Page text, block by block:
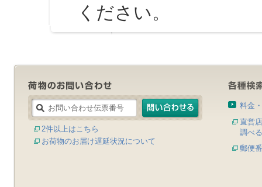
ください。
2件以上はこちら
お荷物のお届け遅延状況について
料金
直営
調べる
郵便